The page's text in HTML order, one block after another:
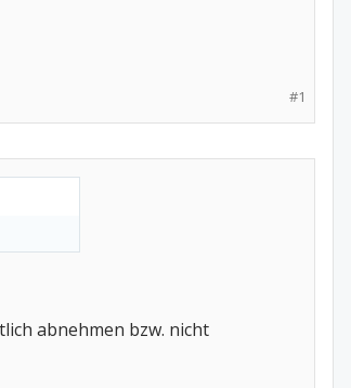
#1
abnehmen bzw. nicht